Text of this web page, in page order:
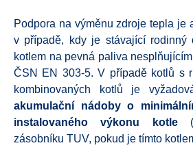
Podpora na výměnu zdroje tepla je
v případě, kdy je stávající rodinný
kotlem na pevná paliva
ČSN EN 303-5. V případě kotlů s
kombinovaných kotlů je
akumulační nádoby o
instalovaného výkonu kotle
zásobníku TUV, pokud je tímto